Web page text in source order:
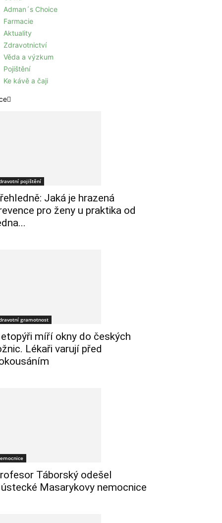
Adman´s Choice
Farmacie
Aktuality
Zdravotnictví
Věda a výzkum
Pojištění
Ke kávě a čaji
pojištění
Jaká je hrazená
pro ženy u praktika od
gramotnost
míří okny do českých
Lékaři varují před
Táborský odešel
Masarykovy nemocnice